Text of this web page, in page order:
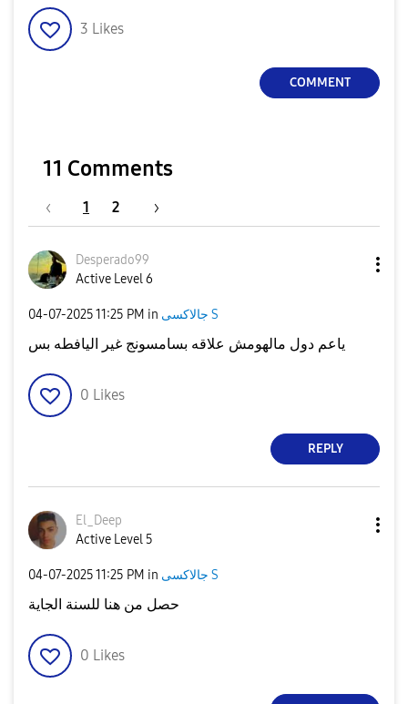
3 Likes
COMMENT
11 Comments
1 2
Desperado99
Active Level 6
‎04-07-202511:25 PM in جالاكسى S
ياعم دول مالهومش علاقه بسامسونج غير اليافطه بس
0 Likes
REPLY
El_Deep
Active Level 5
‎04-07-202511:25 PM in جالاكسى S
حصل من هنا للسنة الجاية
0 Likes